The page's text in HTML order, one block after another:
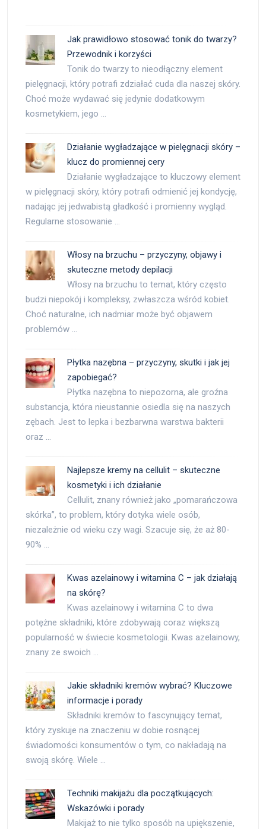
Jak prawidłowo stosować tonik do twarzy?
Przewodnik i korzyści
Tonik do twarzy to nieodłączny element
pielęgnacji, który potrafi zdziałać cuda dla naszej skóry.
Choć może wydawać się jedynie dodatkowym
kosmetykiem, jego …
Działanie wygładzające w pielęgnacji skóry –
klucz do promiennej cery
Działanie wygładzające to kluczowy element
w pielęgnacji skóry, który potrafi odmienić jej kondycję,
nadając jej jedwabistą gładkość i promienny wygląd.
Regularne stosowanie …
Włosy na brzuchu – przyczyny, objawy i
skuteczne metody depilacji
Włosy na brzuchu to temat, który często
budzi niepokój i kompleksy, zwłaszcza wśród kobiet.
Choć naturalne, ich nadmiar może być objawem
problemów …
Płytka nazębna – przyczyny, skutki i jak jej
zapobiegać?
Płytka nazębna to niepozorna, ale groźna
substancja, która nieustannie osiedla się na naszych
zębach. Jest to lepka i bezbarwna warstwa bakterii
oraz …
Najlepsze kremy na cellulit – skuteczne
kosmetyki i ich działanie
Cellulit, znany również jako „pomarańczowa
skórka”, to problem, który dotyka wiele osób,
niezależnie od wieku czy wagi. Szacuje się, że aż 80-
90% …
Kwas azelainowy i witamina C – jak działają
na skórę?
Kwas azelainowy i witamina C to dwa
potężne składniki, które zdobywają coraz większą
popularność w świecie kosmetologii. Kwas azelainowy,
znany ze swoich …
Jakie składniki kremów wybrać? Kluczowe
informacje i porady
Składniki kremów to fascynujący temat,
który zyskuje na znaczeniu w dobie rosnącej
świadomości konsumentów o tym, co nakładają na
swoją skórę. Wiele …
Techniki makijażu dla początkujących:
Wskazówki i porady
Makijaż to nie tylko sposób na upiększenie,